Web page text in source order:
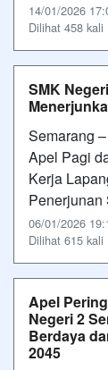
14/01/2026
Dilihat 458 kali
SMK
Semarang
Apel Pagi
Kerja
Penerjunan
06/01/2026
Dilihat 615 kali
Apel
Negeri 2
Berdaya
2045